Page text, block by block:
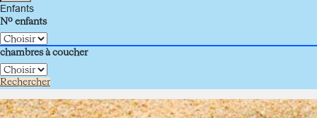
Enfants
Nº enfants
chambres à coucher
Rechercher